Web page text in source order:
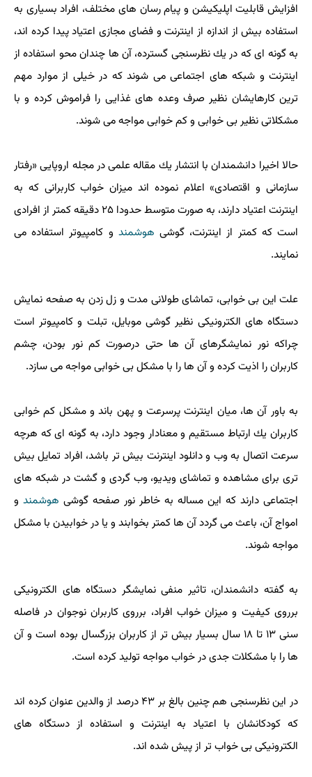
افزایش قابلیت اپلیكیشن و پیام رسان های مختلف، افراد بسیاری به
استفاده بیش از اندازه از اینترنت و فضای مجازی اعتیاد پیدا كرده اند،
به گونه ای كه در یك نظرسنجی گسترده، آن ها چندان محو استفاده از
اینترنت و شبكه های اجتماعی می شوند كه در خیلی از موارد مهم
ترین كارهایشان نظیر صرف وعده های غذایی را فراموش كرده و با
مشكلاتی نظیر بی خوابی و كم خوابی مواجه می شوند.
حالا اخیرا دانشمندان با انتشار یك مقاله علمی در مجله اروپایی «رفتار
سازمانی و اقتصادی» اعلام نموده اند میزان خواب كاربرانی كه به
اینترنت اعتیاد دارند، به صورت متوسط حدودا ۲۵ دقیقه كمتر از افرادی
است كه كمتر از اینترنت، گوشی هوشمند و كامپیوتر استفاده می
نمایند.
علت این بی خوابی، تماشای طولانی مدت و زل زدن به صفحه نمایش
دستگاه های الكترونیكی نظیر گوشی موبایل، تبلت و كامپیوتر است
چراكه نور نمایشگرهای آن ها حتی درصورت كم نور بودن، چشم
كاربران را اذیت كرده و آن ها را با مشكل بی خوابی مواجه می سازد.
به باور آن ها، میان اینترنت پرسرعت و پهن باند و مشكل كم خوابی
كاربران یك ارتباط مستقیم و معنادار وجود دارد، به گونه ای كه هرچه
سرعت اتصال به وب و دانلود اینترنت بیش تر باشد، افراد تمایل بیش
تری برای مشاهده و تماشای ویدیو، وب گردی و گشت در شبكه های
اجتماعی دارند كه این مساله به خاطر نور صفحه گوشی هوشمند و
امواج آن، باعث می گردد آن ها كمتر بخوابند و یا در خوابیدن با مشكل
مواجه شوند.
به گفته دانشمندان، تاثیر منفی نمایشگر دستگاه های الكترونیكی
برروی كیفیت و میزان خواب افراد، برروی كاربران نوجوان در فاصله
سنی ۱۳ تا ۱۸ سال بسیار بیش تر از كاربران بزرگسال بوده است و آن
ها را با مشكلات جدی در خواب مواجه تولید كرده است.
در این نظرسنجی هم چنین بالغ بر ۴۳ درصد از والدین عنوان كرده اند
كه كودكانشان با اعتیاد به اینترنت و استفاده از دستگاه های
الكترونیكی بی خواب تر از پیش شده اند.